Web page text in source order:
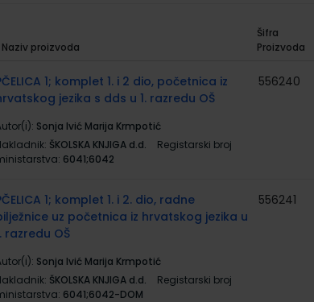
Naziv proizvoda
Šifra
Proizvoda
1; komplet 1. i 2 dio, početnica iz
jezika s dds u 1. razredu OŠ
Sonja Ivić Marija Krmpotić
ŠKOLSKA KNJIGA d.d.
Registarski broj
6041;6042
556240
1; komplet 1. i 2. dio, radne
uz početnica iz hrvatskog jezika u
razredu OŠ
Sonja Ivić Marija Krmpotić
ŠKOLSKA KNJIGA d.d.
Registarski broj
6041;6042-DOM
556241